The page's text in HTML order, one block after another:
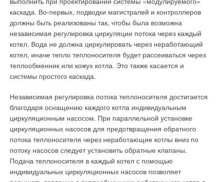
каскада. Во-первых, подводки магистралей и контроллеров
должны быть реализованы так, чтобы была возможна
независимая регулировка циркуляции потока через каждый
котел. Вода не должна циркулировать через неработающий
котел, иначе тепло теплоносителя будет рассеиваться через
теплообменник или кожух котла. Это также касается и
системы простого каскада.
Независимая регулировка потока теплоносителя достигается
благодаря оснащению каждого котла индивидуальным
циркуляционным насосом. При параллельной установке
циркуляционных насосов для предотвращения обратного
потока теплоносителя через неработающие котлы вниз по
потоку насосов следует установить обратные клапаны.
Подача теплоносителя в каждый котел с помощью
индивидуальных циркуляционных насосов позволяет
экстремальных условиях, запрещенных разработчиком. Мы
устанавливали котлы в помещениях без отделки, запускали
их при отрицательной температуре (–5 °С), заставляли
работать на максимально загрязненной воде…
И газовые котлы, разработанные в Италии, прекрасно
выдержали эти испытания! По итогам тестов конструкция
российских реалий. Был установлен дополнительный фильтр
для воды, изменены характеристики предохранительного
клапана и каждый котел укомплектован
конденсатосборником. В целом, могу сказать, что за
минувшие годы эксплуатации оборудования Ariston каких-
либо серьезных поломок отмечено не было.
Насколько удобна эта система для самих жильцов? Как
с введением «поквартирки» изменилась оплата